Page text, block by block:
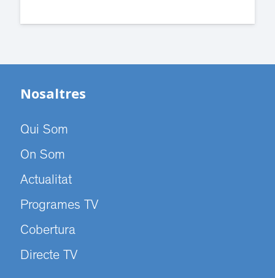
Nosaltres
Qui Som
On Som
Actualitat
Programes TV
Cobertura
Directe TV